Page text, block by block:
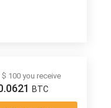
100 you receive
BTC